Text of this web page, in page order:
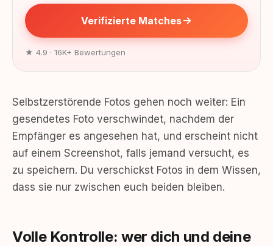
Verifizierte Matches
★ 4.9 · 16K+ Bewertungen
Selbstzerstörende Fotos gehen noch weiter: Ein
gesendetes Foto verschwindet, nachdem der
Empfänger es angesehen hat, und erscheint nicht
auf einem Screenshot, falls jemand versucht, es
zu speichern. Du verschickst Fotos in dem Wissen,
dass sie nur zwischen euch beiden bleiben.
Volle Kontrolle: wer dich und deine